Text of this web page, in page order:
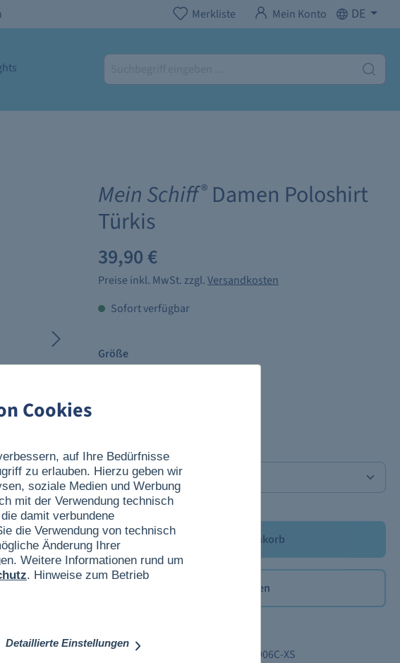
Merkliste Mein Konto DE
Mein Schiff® Damen Poloshirt
Türkis
39,90 €
Preise inkl. MwSt. zzgl.Versandkosten
Sofort verfügbar
Größe
In den Warenkorb
Merken
Produktnummer:
TC-006C-XS
Cookies
auf Ihre Bedürfnisse
zu erlauben. Hierzu geben wir
soziale Medien und Werbung
mit der Verwendung technisch
damit verbundene
die Verwendung von technisch
Änderung Ihrer
Weitere Informationen rund um
. Hinweise zum Betrieb
Detaillierte Einstellungen